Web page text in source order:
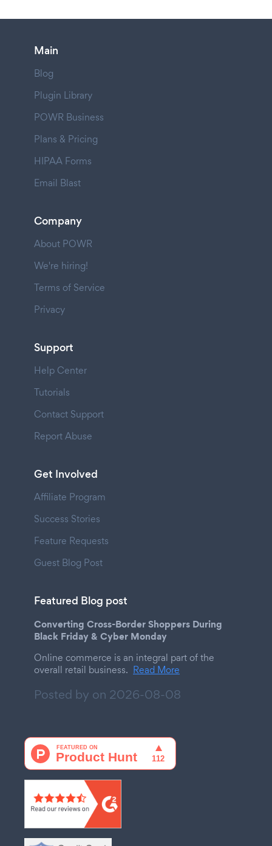
Main
Blog
Plugin Library
POWR Business
Plans & Pricing
HIPAA Forms
Email Blast
Company
About POWR
We're hiring!
Terms of Service
Privacy
Support
Help Center
Tutorials
Contact Support
Report Abuse
Get Involved
Affiliate Program
Success Stories
Feature Requests
Guest Blog Post
Featured Blog post
Converting Cross-Border Shoppers During
Black Friday & Cyber Monday
Online commerce is an integral part of the
overall retail business. Read More
Posted by on 2026-08-08